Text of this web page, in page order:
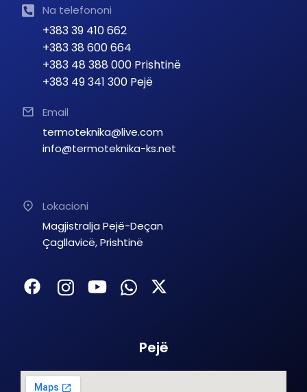
Na telefononi
+383 39 410 662
+383 38 600 664
+383 48 388 000 Prishtinë
+383 49 341 300 Pejë
Email
termoteknika@live.com
info@termoteknika-ks.net
Lokacioni
Magjistralja Pejë-Deçan
Çagllavicë, Prishtinë
Pejë